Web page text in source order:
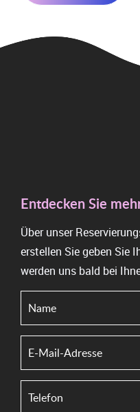
Entdecken Sie
Über unser
erstellen Sie geben Sie
werden uns bald bei